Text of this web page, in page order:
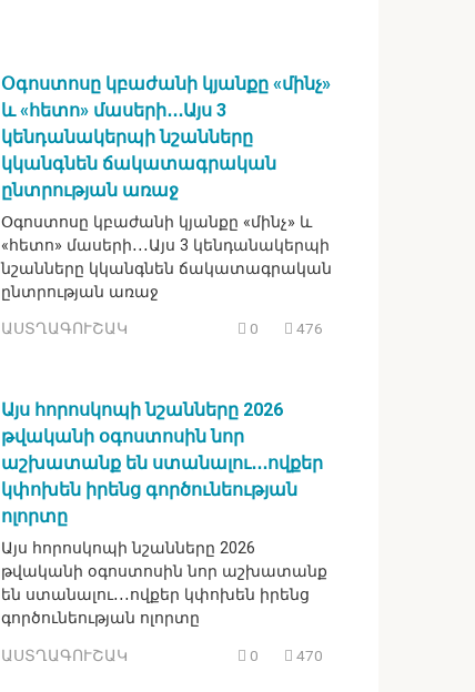
Օգոստոսը կբաժանի կյանքը «մինչ»
և «հետո» մասերի․․․Այս 3
կենդանակերպի նշանները
կկանգնեն ճակատագրական
ընտրության առաջ
Օգոստոսը կբաժանի կյանքը «մինչ» և
«հետո» մասերի․․․Այս 3 կենդանակերպի
նշանները կկանգնեն ճակատագրական
ընտրության առաջ
ԱՍՏՂԱԳՈՒՇԱԿ 0 476
Այս հորոսկոպի նշանները 2026
թվականի օգոստոսին նոր
աշխատանք են ստանալու․․․ովքեր
կփոխեն իրենց գործունեության
ոլորտը
Այս հորոսկոպի նշանները 2026
թվականի օգոստոսին նոր աշխատանք
են ստանալու․․․ովքեր կփոխեն իրենց
գործունեության ոլորտը
ԱՍՏՂԱԳՈՒՇԱԿ 0 470